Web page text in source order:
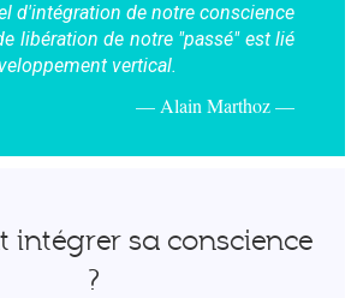
d'intégration de notre conscience
libération de notre "passé" est lié
vertical.
Alain Marthoz
intégrer sa conscience
?